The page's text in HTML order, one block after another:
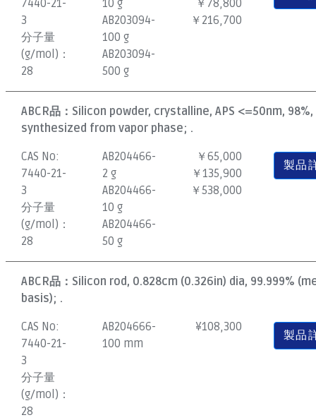
7440-21-
3
分子量
(g/mol)：
28
10 g
AB203094-
100 g
AB203094-
500 g
￥78,800
￥216,700
ABCR品： Silicon powder, crystalline, APS <=50nm,
synthesized from vapor phase; .
CAS No:
7440-21-
3
分子量
(g/mol)：
28
AB204466-
2 g
AB204466-
10 g
AB204466-
50 g
￥65,000
￥135,900
￥538,000
製品
ABCR品： Silicon rod, 0.828cm (0.326in) dia, 99.999%
basis); .
CAS No:
7440-21-
3
分子量
(g/mol)：
28
AB204666-
100 mm
¥108,300
製品